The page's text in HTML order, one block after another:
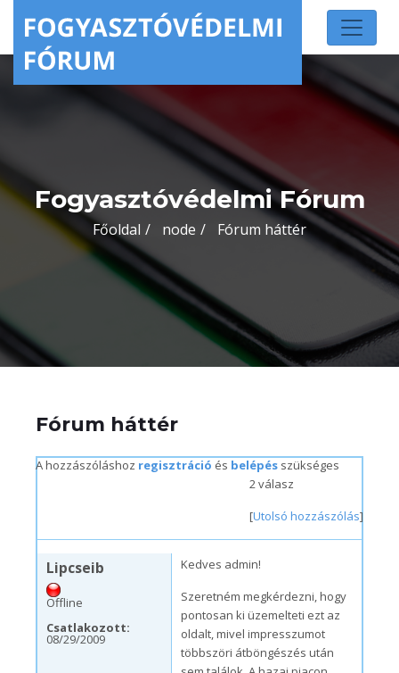
Fogyasztóvédelmi Fórum
Főoldal node Fórum háttér
Fórum háttér
A hozzászóláshoz regisztráció és belépés szükséges
2 válasz
[Utolsó hozzászólás]
Lipcseib
Offline
Csatlakozott:
08/29/2009
Kedves admin!
Szeretném megkérdezni, hogy
pontosan ki üzemelteti ezt az
oldalt, mivel impresszumot
többszöri átböngészés után